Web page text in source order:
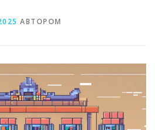
СРЕДА
СОРТА МЕТАЛЛОВ
АВТОРОМ